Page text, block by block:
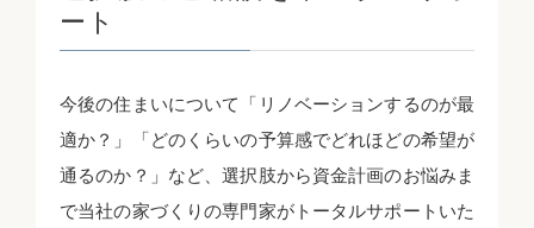
ート
今後の住まいについて「リノベーションするのが最
適か？」「どのくらいの予算感でどれほどの希望が
通るのか？」など、選択肢から資金計画のお悩みま
で当社の家づくりの専門家がトータルサポートいた